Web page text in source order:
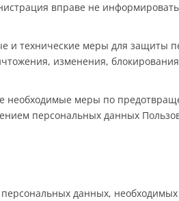
вправе не информировать
и технические меры для защиты
изменения,
необходимые меры по
персональных данных
данных, необходимых